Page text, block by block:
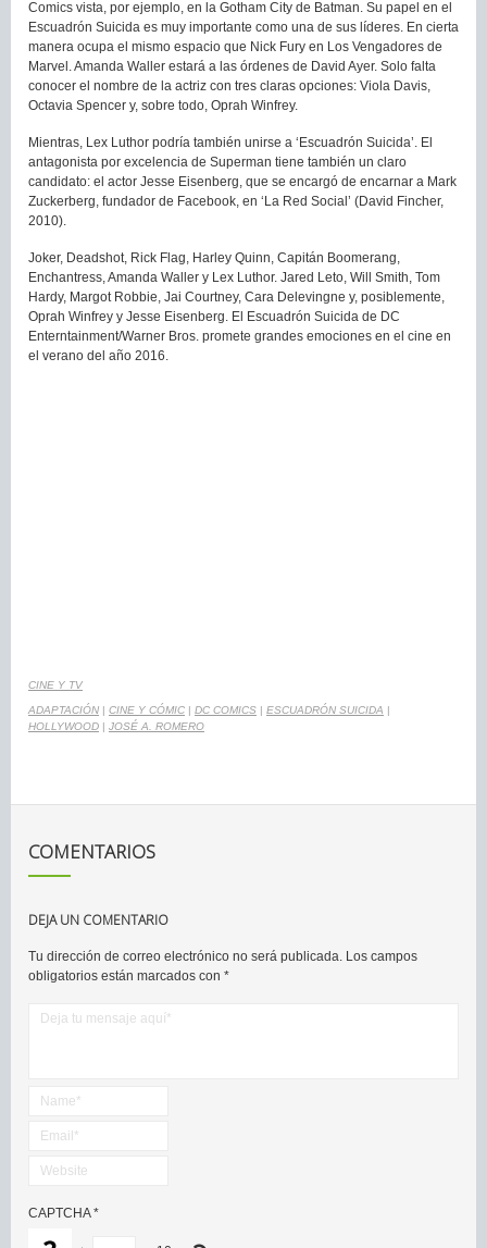
Comics vista, por ejemplo, en la Gotham City de Batman. Su papel en el
Escuadrón Suicida es muy importante como una de sus líderes. En cierta
manera ocupa el mismo espacio que Nick Fury en Los Vengadores de
Marvel. Amanda Waller estará a las órdenes de David Ayer. Solo falta
conocer el nombre de la actriz con tres claras opciones: Viola Davis,
Octavia Spencer y, sobre todo, Oprah Winfrey.
Mientras, Lex Luthor podría también unirse a ‘Escuadrón Suicida’. El
antagonista por excelencia de Superman tiene también un claro
candidato: el actor Jesse Eisenberg, que se encargó de encarnar a Mark
Zuckerberg, fundador de Facebook, en ‘La Red Social’ (David Fincher,
2010).
Joker, Deadshot, Rick Flag, Harley Quinn, Capitán Boomerang,
Enchantress, Amanda Waller y Lex Luthor. Jared Leto, Will Smith, Tom
Hardy, Margot Robbie, Jai Courtney, Cara Delevingne y, posiblemente,
Oprah Winfrey y Jesse Eisenberg. El Escuadrón Suicida de DC
Enterntainment/Warner Bros. promete grandes emociones en el cine en
el verano del año 2016.
CINE Y TV
ADAPTACIÓN | CINE Y CÓMIC | DC COMICS | ESCUADRÓN SUICIDA |
HOLLYWOOD | JOSÉ A. ROMERO
COMENTARIOS
DEJA UN COMENTARIO
Tu dirección de correo electrónico no será publicada. Los campos
obligatorios están marcados con *
CAPTCHA*